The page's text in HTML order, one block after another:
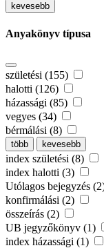
kevesebb
Anyakönyv típusa
születési (155)
halotti (126)
házassági (85)
vegyes (34)
bérmálási (8)
több kevesebb
index születési (8)
index halotti (3)
Utólagos bejegyzés
konfirmálási (2)
összeírás (2)
UB jegyzőkönyv (1)
index házassági (1)